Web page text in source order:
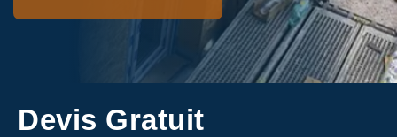
Devis Gratuit